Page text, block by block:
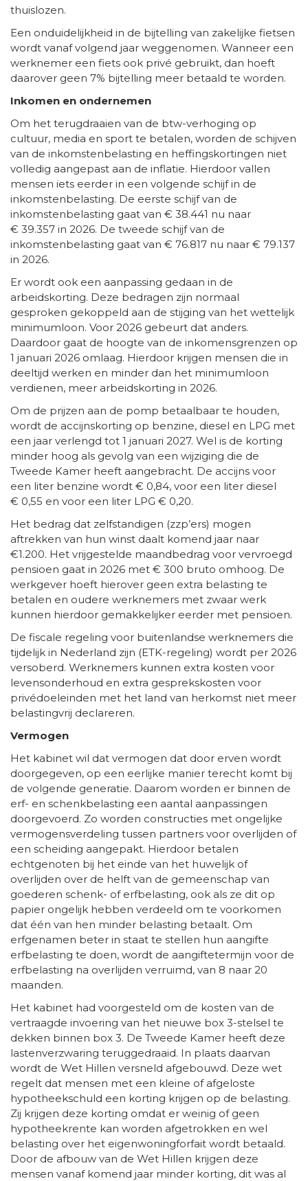
thuislozen.
Een onduidelijkheid in de bijtelling van zakelijke fietsen
wordt vanaf volgend jaar weggenomen. Wanneer een
werknemer een fiets ook privé gebruikt, dan hoeft
daarover geen 7% bijtelling meer betaald te worden.
Inkomen en ondernemen
Om het terugdraaien van de btw-verhoging op
cultuur, media en sport te betalen, worden de schijven
van de inkomstenbelasting en heffingskortingen niet
volledig aangepast aan de inflatie. Hierdoor vallen
mensen iets eerder in een volgende schijf in de
inkomstenbelasting. De eerste schijf van de
inkomstenbelasting gaat van € 38.441 nu naar
€ 39.357 in 2026. De tweede schijf van de
inkomstenbelasting gaat van € 76.817 nu naar € 79.137
in 2026.
Er wordt ook een aanpassing gedaan in de
arbeidskorting. Deze bedragen zijn normaal
gesproken gekoppeld aan de stijging van het wettelijk
minimumloon. Voor 2026 gebeurt dat anders.
Daardoor gaat de hoogte van de inkomensgrenzen op
1 januari 2026 omlaag. Hierdoor krijgen mensen die in
deeltijd werken en minder dan het minimumloon
verdienen, meer arbeidskorting in 2026.
Om de prijzen aan de pomp betaalbaar te houden,
wordt de accijnskorting op benzine, diesel en LPG met
een jaar verlengd tot 1 januari 2027. Wel is de korting
minder hoog als gevolg van een wijziging die de
Tweede Kamer heeft aangebracht. De accijns voor
een liter benzine wordt € 0,84, voor een liter diesel
€ 0,55 en voor een liter LPG € 0,20.
Het bedrag dat zelfstandigen (zzp’ers) mogen
aftrekken van hun winst daalt komend jaar naar
€1.200. Het vrijgestelde maandbedrag voor vervroegd
pensioen gaat in 2026 met € 300 bruto omhoog. De
werkgever hoeft hierover geen extra belasting te
betalen en oudere werknemers met zwaar werk
kunnen hierdoor gemakkelijker eerder met pensioen.
De fiscale regeling voor buitenlandse werknemers die
tijdelijk in Nederland zijn (ETK-regeling) wordt per 2026
versoberd. Werknemers kunnen extra kosten voor
levensonderhoud en extra gesprekskosten voor
privédoeleinden met het land van herkomst niet meer
belastingvrij declareren.
Vermogen
Het kabinet wil dat vermogen dat door erven wordt
doorgegeven, op een eerlijke manier terecht komt bij
de volgende generatie. Daarom worden er binnen de
erf- en schenkbelasting een aantal aanpassingen
doorgevoerd. Zo worden constructies met ongelijke
vermogensverdeling tussen partners voor overlijden of
een scheiding aangepakt. Hierdoor betalen
echtgenoten bij het einde van het huwelijk of
overlijden over de helft van de gemeenschap van
goederen schenk- of erfbelasting, ook als ze dit op
papier ongelijk hebben verdeeld om te voorkomen
dat één van hen minder belasting betaalt. Om
erfgenamen beter in staat te stellen hun aangifte
erfbelasting te doen, wordt de aangiftetermijn voor de
erfbelasting na overlijden verruimd, van 8 naar 20
maanden.
Het kabinet had voorgesteld om de kosten van de
vertraagde invoering van het nieuwe box 3-stelsel te
dekken binnen box 3. De Tweede Kamer heeft deze
lastenverzwaring teruggedraaid. In plaats daarvan
wordt de Wet Hillen versneld afgebouwd. Deze wet
regelt dat mensen met een kleine of afgeloste
hypotheekschuld een korting krijgen op de belasting.
Zij krijgen deze korting omdat er weinig of geen
hypotheekrente kan worden afgetrokken en wel
belasting over het eigenwoningforfait wordt betaald.
Door de afbouw van de Wet Hillen krijgen deze
mensen vanaf komend jaar minder korting, dit was al